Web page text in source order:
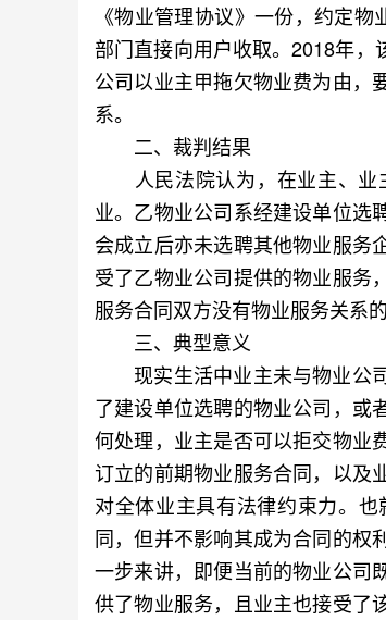
《物业管理协议》一份，约定
部门直接向用户收取。2018年
公司以业主甲拖欠物业费为由，
系。
二、裁判结果
人民法院认为，在业主、业
业。乙物业公司系经建设单位选
会成立后亦未选聘其他物业服务
受了乙物业公司提供的物业服务
服务合同双方没有物业服务关系
三、典型意义
现实生活中业主未与物业公司
了建设单位选聘的物业公司，或
何处理，业主是否可以拒交物业
订立的前期物业服务合同，以及
对全体业主具有法律约束力。
同，但并不影响其成为合同的权
一步来讲，即便当前的物业公司
供了物业服务，且业主也接受了